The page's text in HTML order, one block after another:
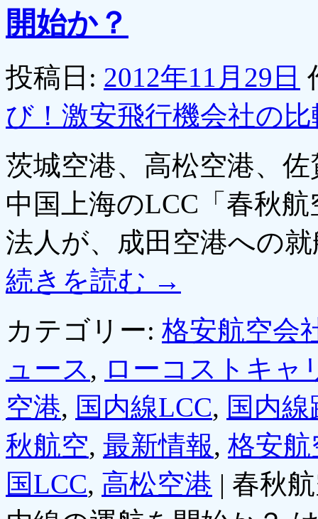
開始か？
投稿日: 2012年11月29日
び！激安飛行機会社の
茨城空港、高松空港、
中国上海のLCC「春秋
法人が、成田空港への
続きを読む →
カテゴリー: 格安航空会
ュース, ローコストキャ
空港, 国内線LCC, 国内線
秋航空, 最新情報, 格安
国LCC, 高松空港 | 春秋